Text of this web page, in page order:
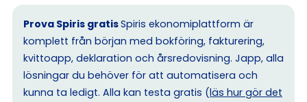
Prova Spiris gratisSpiris ekonomiplattform är
komplett från början med bokföring, fakturering,
kvittoapp, deklaration och årsredovisning. Japp, alla
lösningar du behöver för att automatisera och
kunna ta ledigt. Alla kan testa gratis (läs hur gör det